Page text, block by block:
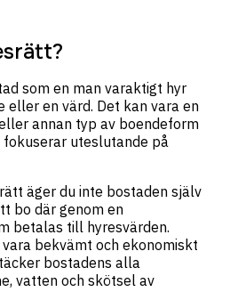
som en man varaktigt hyr
eller en värd. Det kan vara en
annan typ av boendeform
fokuserar uteslutande på
äger du inte bostaden själv
bo där genom en
betalas till hyresvärden.
bekvämt och ekonomiskt
bostadens alla
vatten och skötsel av